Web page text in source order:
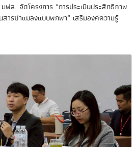
ล. จัดโครงการ “การประเมินประสิทธิภาพ
สารฆ่าแมลงแบบพกพา” เสริมองค์ความรู้